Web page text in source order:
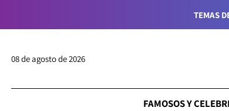
TEMAS
08 de agosto de 2026
FAMOSOS Y